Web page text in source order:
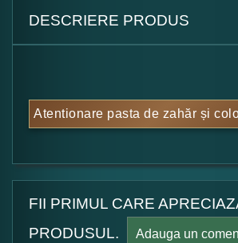
DESCRIERE PRODUS
Atentionare pasta de zahăr și
FII PRIMUL CARE
PRODUSUL.
Adauga un